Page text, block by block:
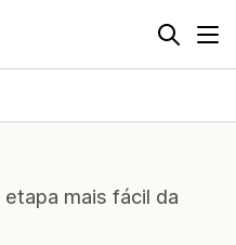
mais fácil da